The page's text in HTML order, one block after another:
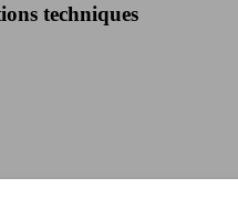
techniques